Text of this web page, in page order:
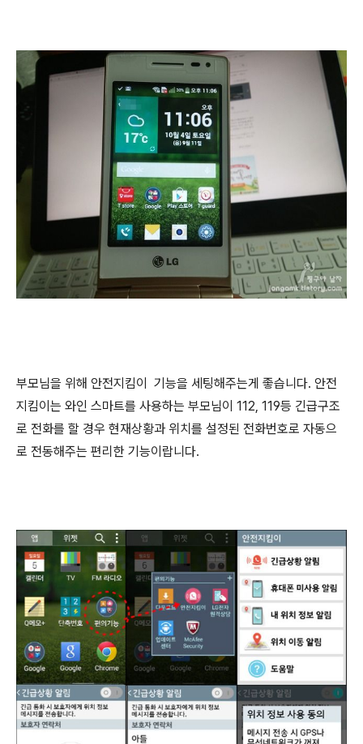
부모님을 위해 안전지킴이 기능을 세팅해주는게 좋습니다. 안전
지킴이는 와인 스마트를 사용하는 부모님이 112, 119등 긴급구조
로 전화를 할 경우 현재상황과 위치를 설정된 전화번호로 자동으
로 전동해주는 편리한 기능이랍니다.